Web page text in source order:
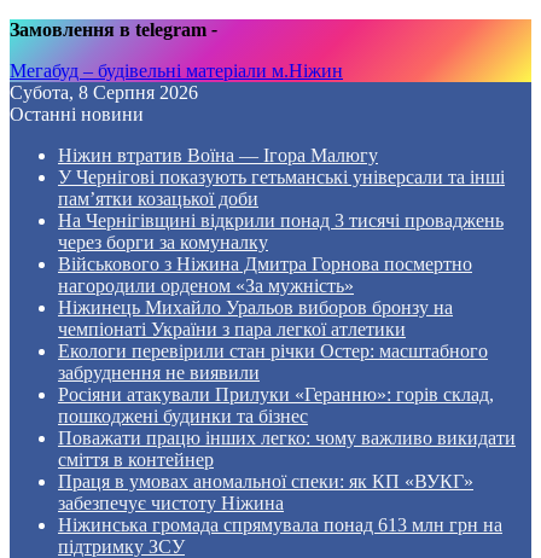
Замовлення в telegram -
Мегабуд – будівельні матеріали м.Ніжин
Субота, 8 Серпня 2026
Останні новини
Ніжин втратив Воїна — Ігора Малюгу
У Чернігові показують гетьманські універсали та інші
пам’ятки козацької доби
На Чернігівщині відкрили понад 3 тисячі проваджень
через борги за комуналку
Військового з Ніжина Дмитра Горнова посмертно
нагородили орденом «За мужність»
Ніжинець Михайло Уральов виборов бронзу на
чемпіонаті України з пара легкої атлетики
Екологи перевірили стан річки Остер: масштабного
забруднення не виявили
Росіяни атакували Прилуки «Геранню»: горів склад,
пошкоджені будинки та бізнес
Поважати працю інших легко: чому важливо викидати
сміття в контейнер
Праця в умовах аномальної спеки: як КП «ВУКГ»
забезпечує чистоту Ніжина
Ніжинська громада спрямувала понад 613 млн грн на
підтримку ЗСУ